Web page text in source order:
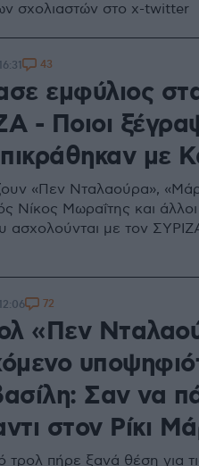
σχολιαστών στο x-twitter
εμφύλιος
- Ποιοι
πικράθηκαν με
«Πεν Νταλαούρα»,
Νίκος Μωραΐτης και
ασχολούνται με τον
43
«Πεν
Σαν να
στον Ρίκι
τρολ πήρε ξανά θέση για
72